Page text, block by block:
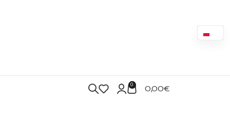
0 0,00€